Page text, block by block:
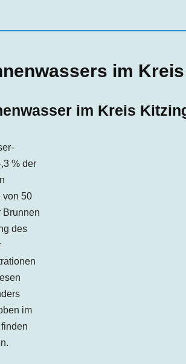
im
im Kreis
% der
von 50
Brunnen
des
im